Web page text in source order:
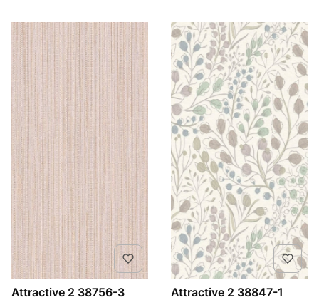
Attractive 2 38756-3
Attractive 2 38847-1